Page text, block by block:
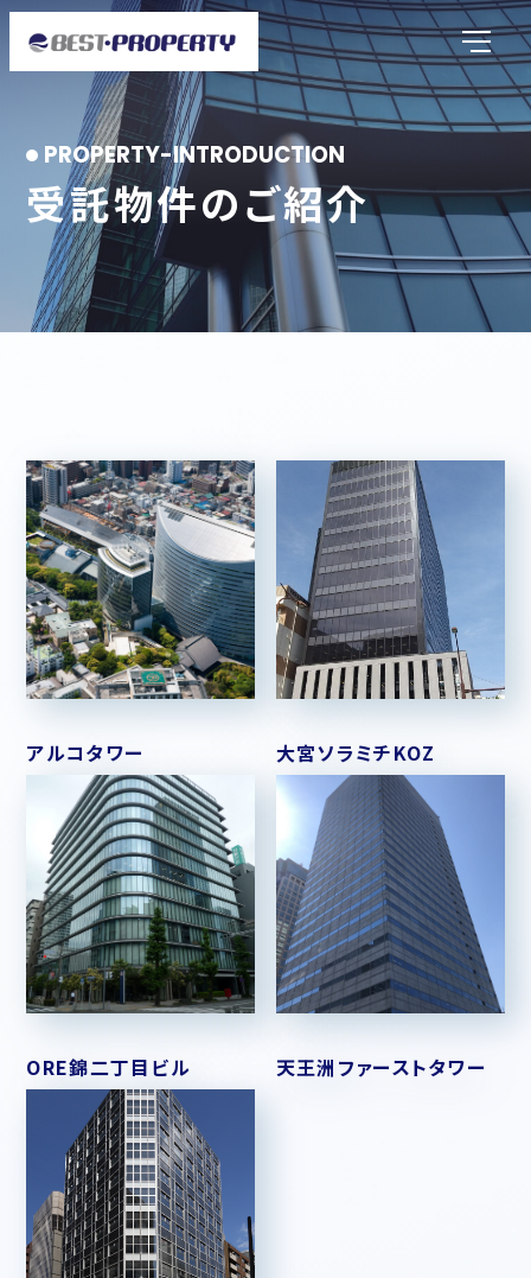
受託物件のご紹介
アルコタワー 大宮ソラミチKOZ
ORE錦二丁目ビル 天王洲ファーストタワー